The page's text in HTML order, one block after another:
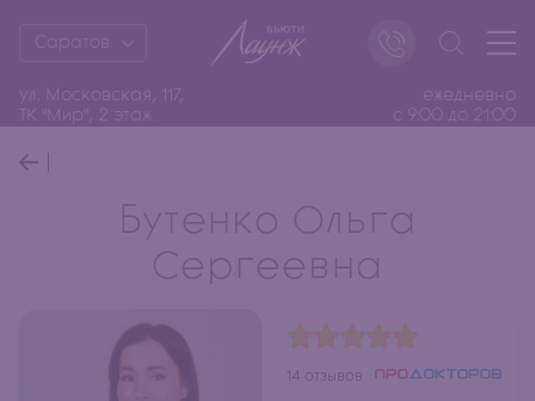
ул. Московская, 117,
ТК "Мир", 2 этаж
ежедневно
с 9:00 до 21:00
Саратов
Бутенко Ольга
Сергеевна
14 отзывов